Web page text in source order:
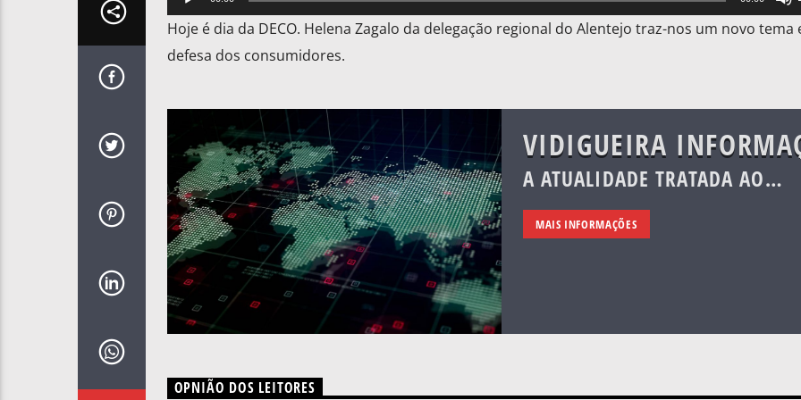
de
áudio
Hoje é dia da DECO. Helena Zagalo da delegação regional do Alentejo traz-nos um novo tema
defesa dos consumidores.
VIDIGUEIRA
A ATUALIDADE TRATADA AO
MAIS INFORMAÇÕES
OPNIÃO DOS LEITORES